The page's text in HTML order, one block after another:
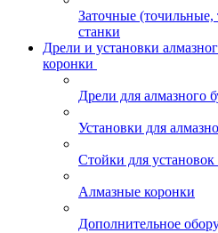
Заточные
станки
Дрели и установки
коронки
Дрели для алмазного
Установки для
Стойки для установок
Алмазные коронки
Дополнительное